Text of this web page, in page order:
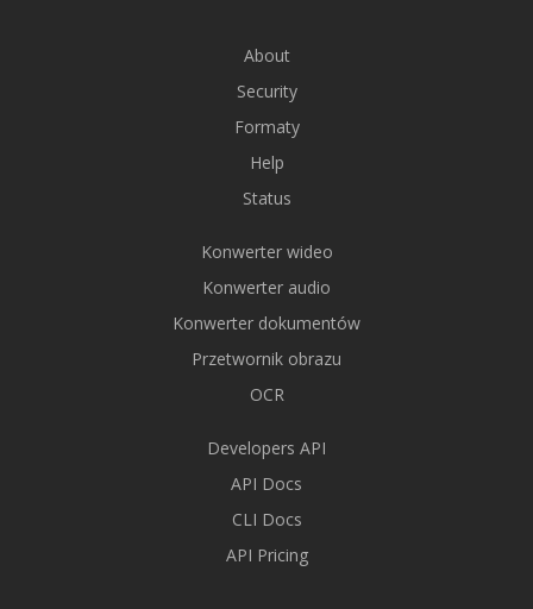
About
Security
Formaty
Help
Status
Konwerter wideo
Konwerter audio
Konwerter dokumentów
Przetwornik obrazu
OCR
Developers API
API Docs
CLI Docs
API Pricing